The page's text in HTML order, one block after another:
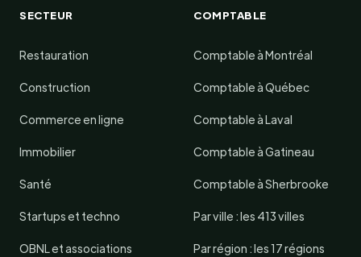
SECTEUR
Restauration
Construction
Commerce en ligne
Immobilier
Santé
Startups et techno
OBNL et associations
COMPTABLE
Comptable à Montréal
Comptable à Québec
Comptable à Laval
Comptable à Gatineau
Comptable à Sherbrooke
Par ville : les 413 villes
Par région : les 17 régions